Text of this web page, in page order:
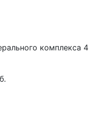
комплекса 4